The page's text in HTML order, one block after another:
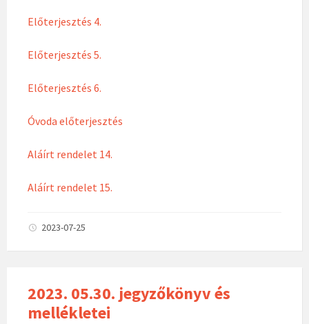
Előterjesztés 4.
Előterjesztés 5.
Előterjesztés 6.
Óvoda előterjesztés
Aláírt rendelet 14.
Aláírt rendelet 15.
2023-07-25
2023. 05.30. jegyzőkönyv és
mellékletei